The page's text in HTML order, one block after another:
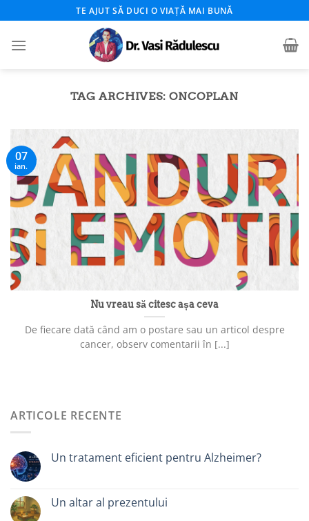
to
content
TE AJUT SĂ DUCI O VIAȚĂ MAI BUNĂ
TAG ARCHIVES:ONCOPLAN
Nu vreau să citesc așa ceva
De fiecare dată când am o postare sau un articol despre
cancer, observ comentarii în [...]
07
ian.
ARTICOLE RECENTE
Un tratament eficient pentru Alzheimer?
Un altar al prezentului